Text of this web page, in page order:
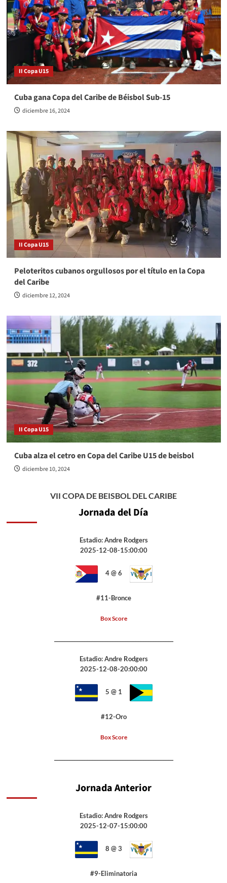
II Copa U15
Cuba gana Copa del Caribe de Béisbol Sub-15
diciembre 16, 2024
II Copa U15
Peloteritos cubanos orgullosos por el título en la Copa
del Caribe
diciembre 12, 2024
II Copa U15
Cuba alza el cetro en Copa del Caribe U15 de beisbol
diciembre 10, 2024
VII COPA DE BEISBOL DEL CARIBE
Jornada del Día
Estadio: Andre Rodgers
2025-12-08-15:00:00
4 @ 6
#11-Bronce
Box Score
Estadio: Andre Rodgers
2025-12-08-20:00:00
5 @ 1
#12-Oro
Box Score
Jornada Anterior
Estadio: Andre Rodgers
2025-12-07-15:00:00
8 @ 3
#9-Eliminatoria